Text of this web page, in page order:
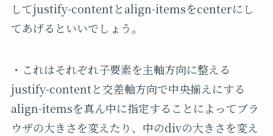
してjustify-contentとalign-itemsをcenterにし
てあげるといいでしょう。
・これはそれぞれ子要素を主軸方向に整える
justify-contentと交差軸方向で中央揃えにする
align-itemsを真ん中に指定することによってブラ
ウザの大きさを変えたり、中のdivの大きさを変え